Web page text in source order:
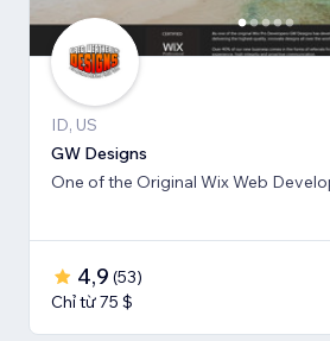
ID, US
GW Designs
One of the Original Wix Web
4,9 (53)
Chỉ từ 75 $